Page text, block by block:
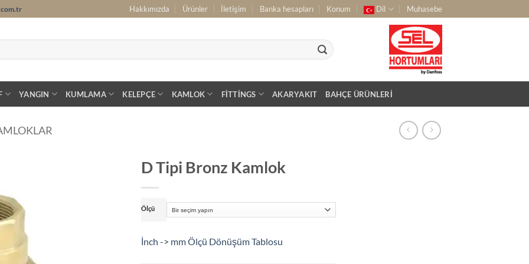
Hakkımızda Ürünler İletişim Banka hesapları Konum Dil Muhasebe
YANGIN KUMLAMA KELEPÇE KAMLOK FITTINGS AKARYAKIT BAHÇE ÜRÜNLERI
D Tipi Bronz Kamlok
Ölçü
İnch -> mm Ölçü Dönüşüm Tablosu